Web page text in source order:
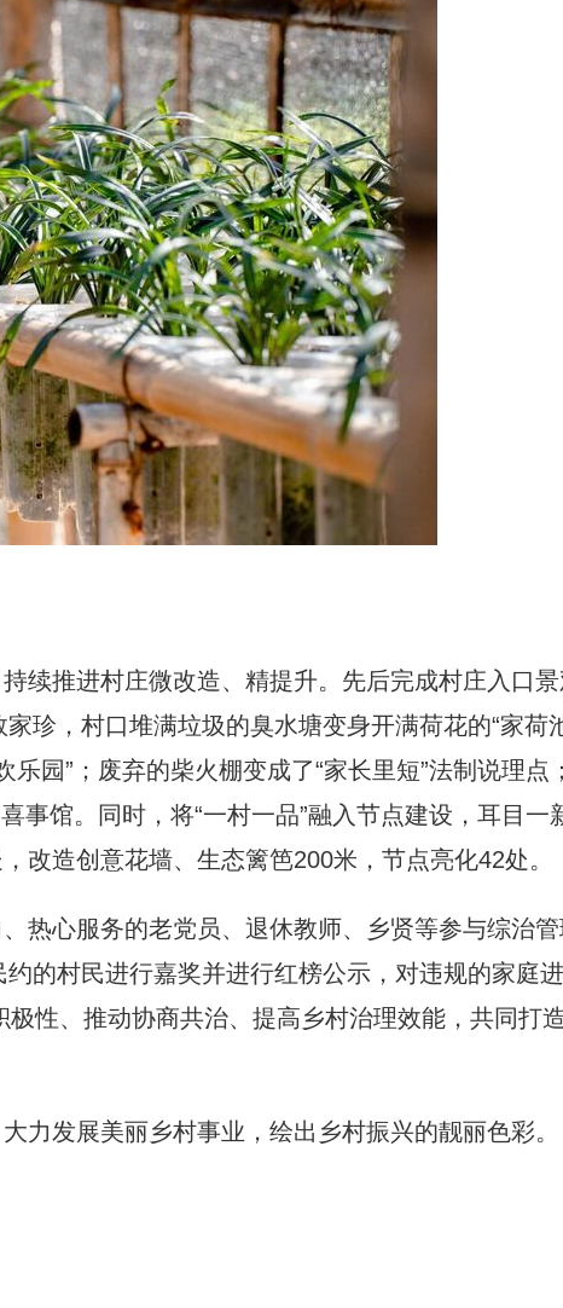
续推进村庄微改造、精提升。先后完成村庄入口
珍，村口堆满垃圾的臭水塘变身开满荷花的“家荷
园”；废弃的柴火棚变成了“家长里短”法制说理点
事馆。同时，将“一村一品”融入节点建设，耳目一
改造创意花墙、生态篱笆200米，节点亮化42处。
热心服务的老党员、退休教师、乡贤等参与综治
的村民进行嘉奖并进行红榜公示，对违规的家庭
性、推动协商共治、提高乡村治理效能，共同打
力发展美丽乡村事业，绘出乡村振兴的靓丽色彩。